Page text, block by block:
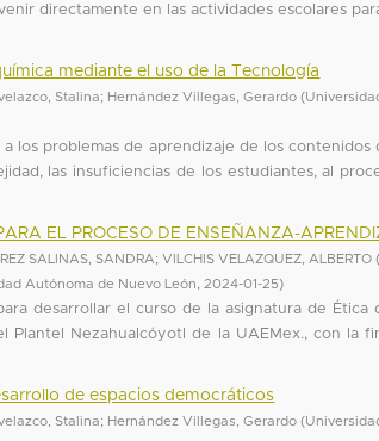
directamente en las actividades escolares
mediante el uso de la Tecnología
Stalina; Hernández Villegas, Gerardo (
a los problemas de aprendizaje de los
las insuficiencias de los estudiantes, al
EL PROCESO DE ENSEÑANZA-
SALINAS, SANDRA;VILCHIS VELAZQUEZ, ALBERTO (
Autónoma de Nuevo León
2024-01-25)
desarrollar el curso de la asignatura de Ética
Nezahualcóyotl de la UAEMex., con la
de espacios democráticos
Stalina; Hernández Villegas, Gerardo (